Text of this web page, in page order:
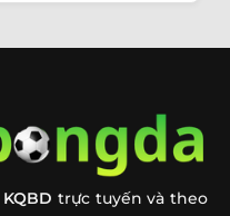
KQBD trực tuyến và theo